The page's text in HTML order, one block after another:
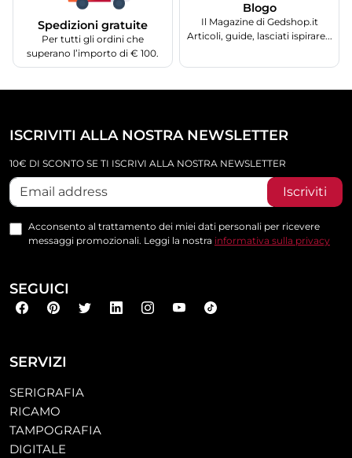
Spedizioni gratuite
Per tutti gli ordini che
superano l’importo di € 100.
Blogo
Il Magazine di Gedshop.it
Articoli, guide, lasciati ispirare...
SERVIZI
SERIGRAFIA
RICAMO
TAMPOGRAFIA
DIGITALE
ISCRIVITI ALLA NOSTRA NEWSLETTER
10€ DI SCONTO SE TI ISCRIVI ALLA NOSTRA NEWSLETTER
Iscriviti
Acconsento al trattamento dei miei dati personali per ricevere
messaggi promozionali. Leggi la nostra informativa sulla privacy
SEGUICI